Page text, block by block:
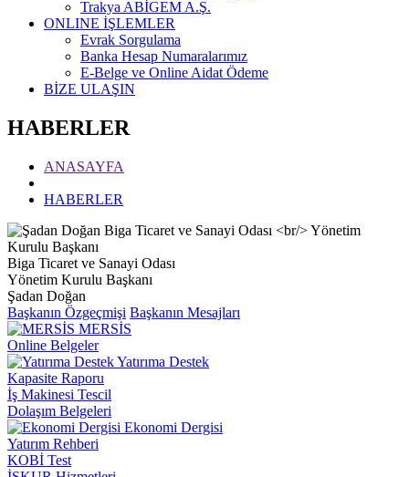
Trakya ABİGEM A.Ş.
ONLINE İŞLEMLER
Evrak Sorgulama
Banka Hesap Numaralarımız
E-Belge ve Online Aidat Ödeme
BİZE ULAŞIN
HABERLER
ANASAYFA
HABERLER
Biga Ticaret ve Sanayi Odası
Yönetim Kurulu Başkanı
Şadan Doğan
Başkanın Özgeçmişi Başkanın Mesajları
MERSİS
Online Belgeler
Yatırıma Destek
Kapasite Raporu
İş Makinesi Tescil
Dolaşım Belgeleri
Ekonomi Dergisi
Yatırım Rehberi
KOBİ Test